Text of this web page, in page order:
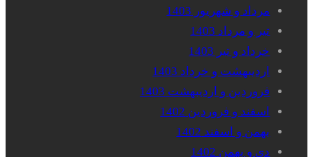
مرداد و شهریور 1403
تیر و مرداد 1403
خرداد و تیر 1403
اردیبهشت و خرداد 1403
فروردین و اردیبهشت 1403
اسفند و فروردین 1402
بهمن و اسفند 1402
دی و بهمن 1402